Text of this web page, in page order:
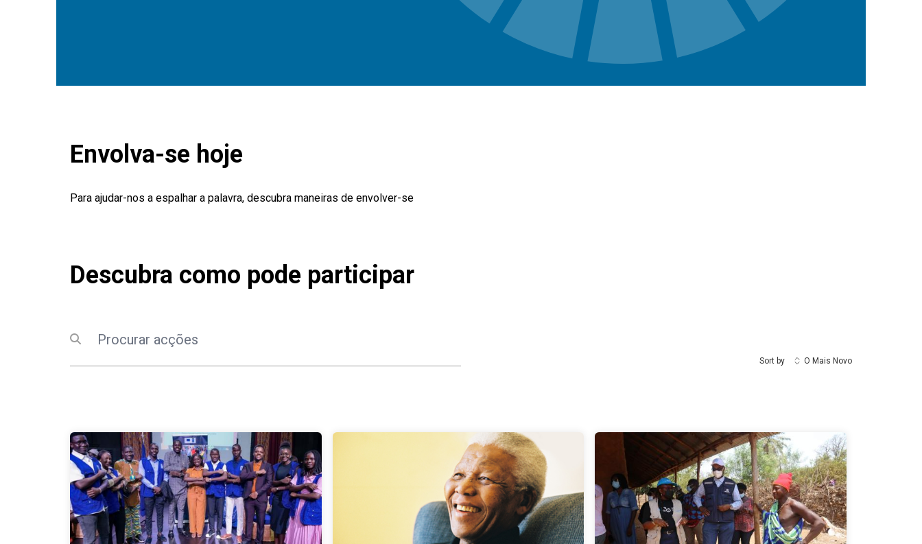
Envolva-se hoje
Para ajudar-nos a espalhar a palavra, descubra maneiras de envolver-se
Descubra como pode participar
Submit search
Pesquisar
Sort by O Mais Novo